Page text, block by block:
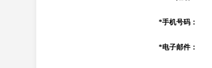
*手机号码：
*电子邮件：